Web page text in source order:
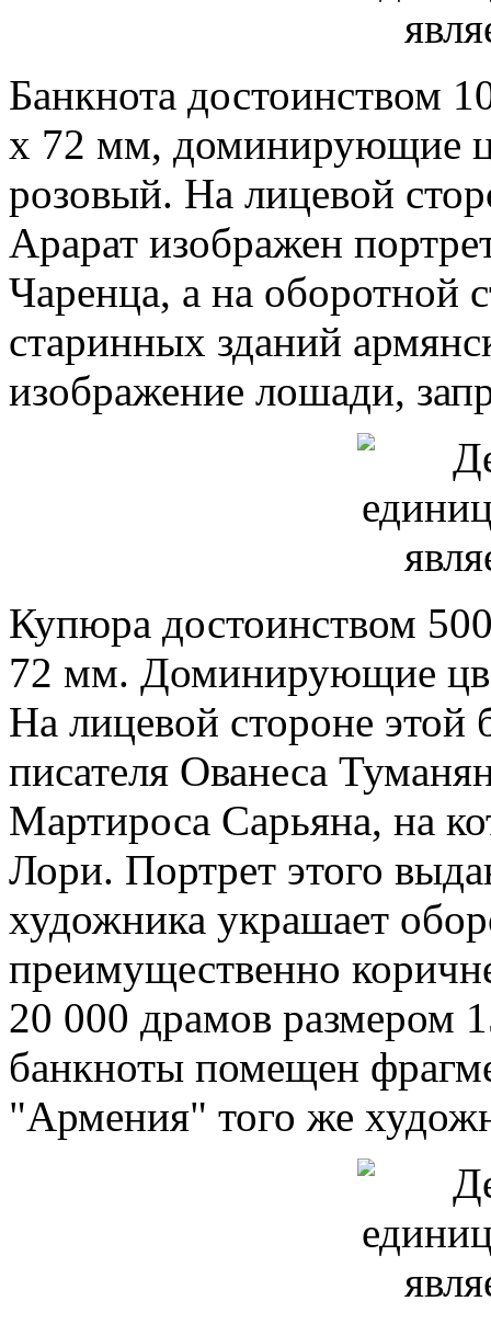
Банкнота достоинством
х 72 мм, доминирующие
розовый. На лицевой
Арарат изображен
Чаренца, а на оборотной
старинных зданий
изображение лошади,
Купюра достоинством
72 мм. Доминирующие
На лицевой стороне этой
писателя Ованеса
Мартироса Сарьяна, на
Лори. Портрет этого
художника украшает
преимущественно
20 000 драмов размером
банкноты помещен
"Армения" того же